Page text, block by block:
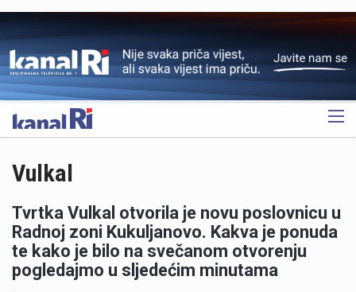
OGLAS
Vulkal
Tvrtka Vulkal otvorila je novu poslovnicu u
Radnoj zoni Kukuljanovo. Kakva je ponuda
te kako je bilo na svečanom otvorenju
pogledajmo u sljedećim minutama